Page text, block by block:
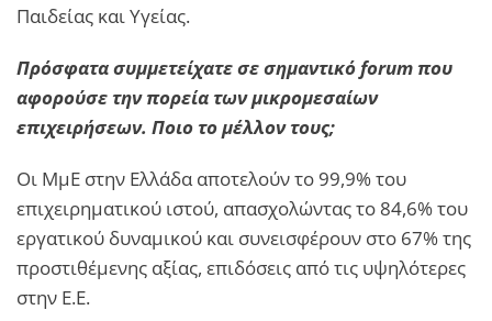
Παιδείας και Υγείας.
Πρόσφατα συμμετείχατε σε σημαντικό forum που
αφορούσε την πορεία των μικρομεσαίων
επιχειρήσεων. Ποιο το μέλλον τους;
Οι ΜμΕ στην Ελλάδα αποτελούν το 99,9% του
επιχειρηματικού ιστού, απασχολώντας το 84,6% του
εργατικού δυναμικού και συνεισφέρουν στο 67% της
προστιθέμενης αξίας, επιδόσεις από τις υψηλότερες
στην Ε.Ε.